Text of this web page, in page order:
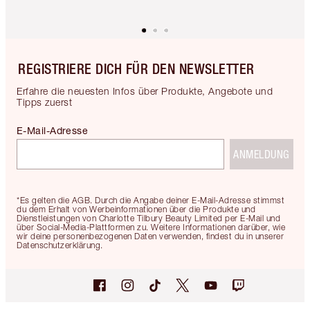
REGISTRIERE DICH FÜR DEN NEWSLETTER
Erfahre die neuesten Infos über Produkte, Angebote und
Tipps zuerst
*Es gelten die AGB. Durch die Angabe deiner E-Mail-Adresse stimmst
du dem Erhalt von Werbeinformationen über die Produkte und
Dienstleistungen von Charlotte Tilbury Beauty Limited per E-Mail und
über Social-Media-Plattformen zu. Weitere Informationen darüber, wie
wir deine personenbezogenen Daten verwenden, findest du in unserer
Datenschutzerklärung.
E-Mail-Adresse
ANMELDUNG